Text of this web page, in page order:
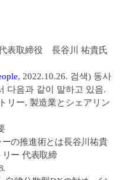
表取締役
長谷川 祐貴氏
, 2022.10.26. 검색) 동사
다음과 같이 말하고 있음.
リー,製造業とシェアリン
ーの推進術とは長谷川祐貴
ー 代表取締
.